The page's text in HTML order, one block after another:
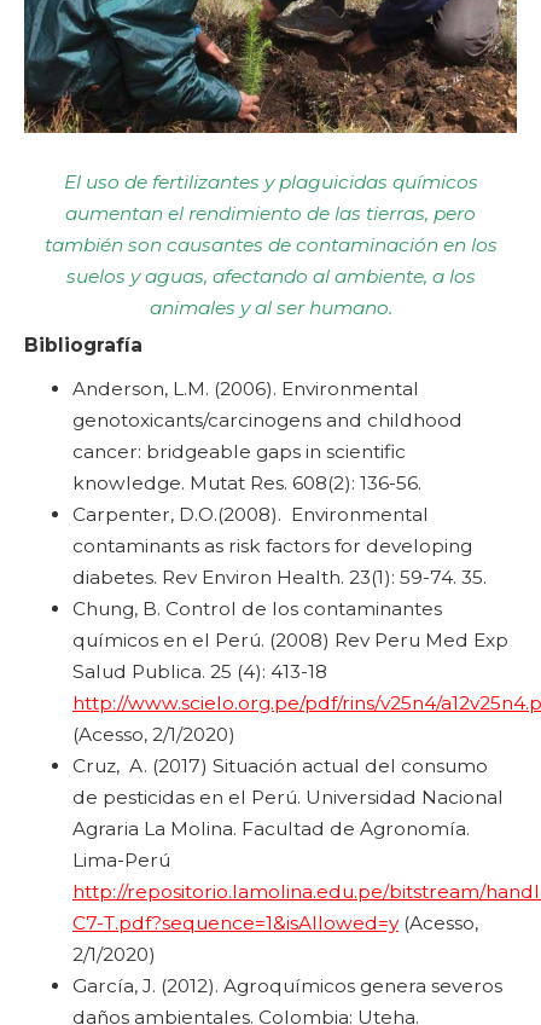
El uso de fertilizantes y plaguicidas químicos
aumentan el rendimiento de las tierras, pero
también son causantes de contaminación en los
suelos y aguas, afectando al ambiente, a los
animales y al ser humano.
Bibliografía
Anderson, L.M. (2006). Environmental
genotoxicants/carcinogens and childhood
cancer: bridgeable gaps in scientific
knowledge. Mutat Res. 608(2): 136-56.
Carpenter, D.O.(2008). Environmental
contaminants as risk factors for developing
diabetes. Rev Environ Health. 23(1): 59-74. 35.
Chung, B. Control de los contaminantes
químicos en el Perú. (2008) Rev Peru Med Exp
Salud Publica. 25 (4): 413-18
http://www.scielo.org.pe/pdf/rins/v25n4/
(Acesso, 2/1/2020)
Cruz, A. (2017) Situación actual del consumo
de pesticidas en el Perú. Universidad Nacional
Agraria La Molina. Facultad de Agronomía.
Lima-Perú
http://repositorio.lamolina.edu.pe/bitstream/
C7-T.pdf?sequence=1&isAllowed=y(Acesso,
2/1/2020)
García, J. (2012). Agroquímicos genera severos
daños ambientales. Colombia: Uteha.